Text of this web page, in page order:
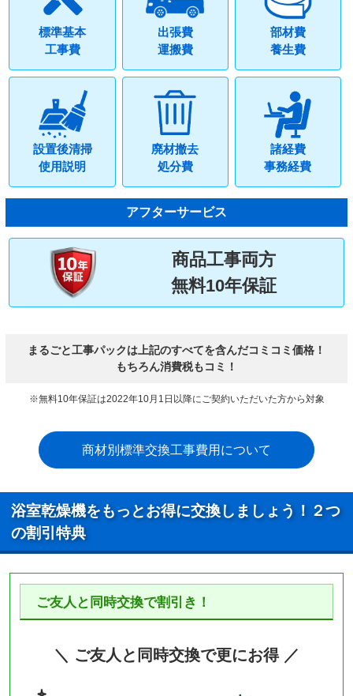
標準基本
工事費
出張費
運搬費
部材費
養生費
設置後清掃
使用説明
廃材撤去
処分費
諸経費
事務経費
アフターサービス
商品工事両方
無料10年保証
まるごと工事パックは上記のすべてを含んだコミコミ価格！
もちろん消費税もコミ！
※無料10年保証は2022年10月1日以降にご契約いただいた方から対象
商材別標準交換工事費用について
浴室乾燥機をもっとお得に交換しましょう！２つ
の割引特典
ご友人と同時交換で割引き！
＼ ご友人と同時交換で更にお得 ／